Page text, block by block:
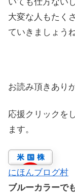
いても仕方ない
大変な人もたく
ていきましょうね
お読み頂きあり
応援クリックを
ます。
にほんブログ村
ブルーカラーで